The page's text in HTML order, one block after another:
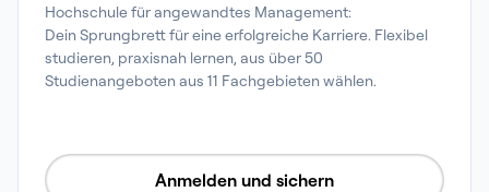
Hochschule für angewandtes Management:
Dein Sprungbrett für eine erfolgreiche Karriere. Flexibel
studieren, praxisnah lernen, aus über 50
Studienangeboten aus 11 Fachgebieten wählen.
Anmelden und sichern